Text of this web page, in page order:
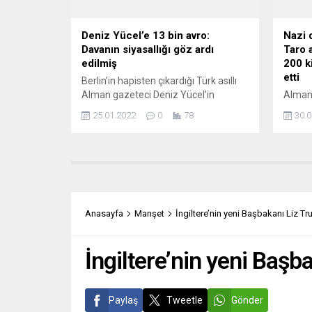
Deniz Yücel’e 13 bin avro:
Davanın siyasallığı göz ardı
edilmiş
Berlin’in hapisten çıkardığı Türk asıllı
Alman gazeteci Deniz Yücel’in
karar çıktı. Yücel karardan kısmen
Deniz Yücel’in 2017 yılında yaptığı
başvuruyla ilgili Türkiye’nin Avrupa
25.01.2022 0 78
Nazi
Taro
200
etti
Anasayfa Manşet İngiltere’nin yeni Başbakanı Liz
İngiltere’nin yeni
Paylaş Tweetle Gönder